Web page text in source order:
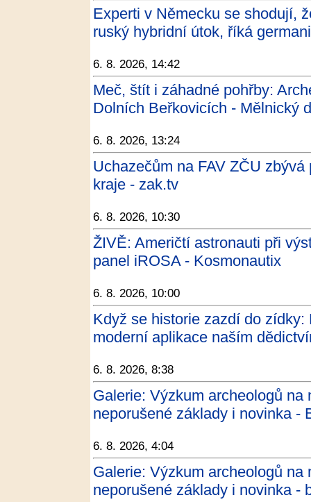
Experti v Německu se shodují,
ruský hybridní útok, říká
6. 8. 2026, 14:42
Meč, štít i záhadné pohřby:
Dolních Beřkovicích - Mělnický
6. 8. 2026, 13:24
Uchazečům na FAV ZČU
kraje - zak.tv
6. 8. 2026, 10:30
ŽIVĚ: Američtí astronauti při
panel iROSA - Kosmonautix
6. 8. 2026, 10:00
Když se historie zazdí do
moderní aplikace naším
6. 8. 2026, 8:38
Galerie: Výzkum archeologů
neporušené základy i novinka -
6. 8. 2026, 4:04
Galerie: Výzkum archeologů
neporušené základy i novinka -